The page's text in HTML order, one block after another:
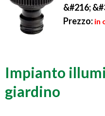
&#216;
Prezzo: in
Impianto
giardino